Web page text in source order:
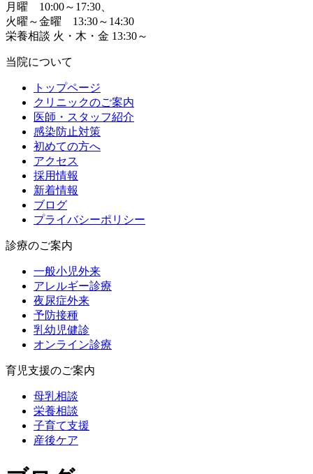
月曜 10:00～17:30、
火曜～金曜 13:30～14:30
栄養相談 火・木・金 13:30～
当院について
トップページ
クリニックのご案内
医師・スタッフ紹介
感染防止対策
初めての方へ
アクセス
採用情報
新着情報
ブログ
プライバシーポリシー
診療のご案内
一般小児外来
アレルギー診療
夜尿症外来
予防接種
乳幼児健診
オンライン診療
育児支援のご案内
母乳相談
栄養相談
子育て支援
産後ケア